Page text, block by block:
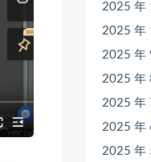
2025 年
2025 年
2025 年
2025 年
2025 年
2025 年
2025 年